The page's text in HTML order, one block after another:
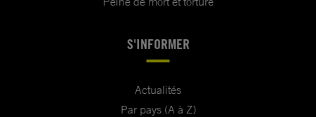
S'INFORMER
Actualités
Par pays (A à Z)